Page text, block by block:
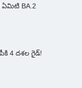
ఏమిటి BA.2
4 దశల గైడ్!